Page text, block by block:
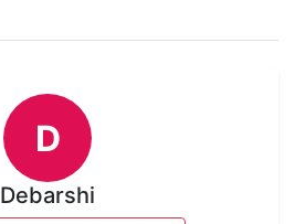
D
Debarshi